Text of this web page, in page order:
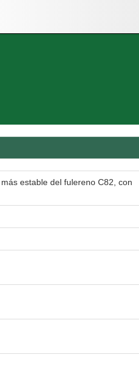
estable del fulereno C82, con